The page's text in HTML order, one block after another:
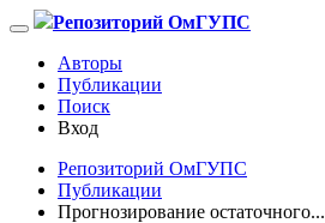
Репозиторий ОмГУПС
Авторы
Публикации
Поиск
Вход
Репозиторий ОмГУПС
Публикации
Прогнозирование остаточного...